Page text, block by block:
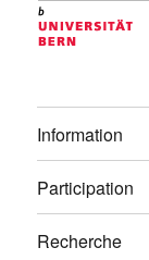
Information
Participation
Recherche